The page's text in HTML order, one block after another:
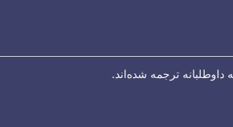
ترجمه شده‌اند.